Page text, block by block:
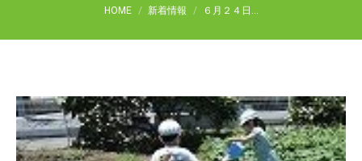
You are here:
HOME 新着情報 ６月２４日…